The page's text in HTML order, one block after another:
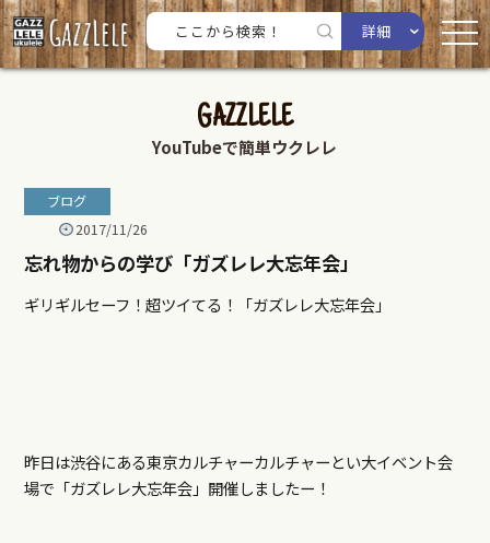
詳細
GAZZLELE
YouTubeで簡単ウクレレ
ブログ
2017/11/26
忘れ物からの学び「ガズレレ大忘年会」
ギリギルセーフ！超ツイてる！「ガズレレ大忘年会」
昨日は渋谷にある東京カルチャーカルチャーとい大イベント会
場で「ガズレレ大忘年会」開催しましたー！